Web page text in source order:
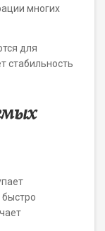
многих
для
стабильность